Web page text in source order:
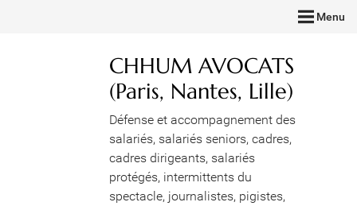
Menu
CHHUM AVOCATS
(Paris, Nantes, Lille)
Défense et accompagnement des
salariés, salariés seniors, cadres,
cadres dirigeants, salariés
protégés, intermittents du
spectacle, journalistes, pigistes,